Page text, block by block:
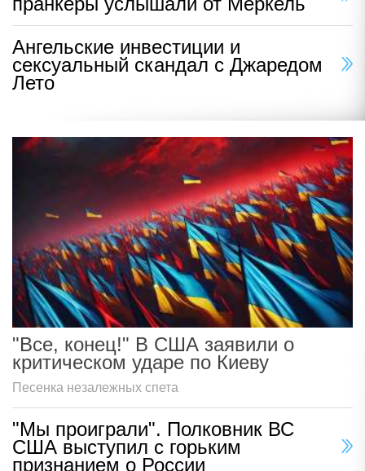
Ангельские инвестиции и
сексуальный скандал с Джаредом
Лето
"Все, конец!" В США заявили о
критическом ударе по Киеву
Песенка незалежных спета
"Мы проиграли". Полковник ВС
США выступил с горьким
признанием о России